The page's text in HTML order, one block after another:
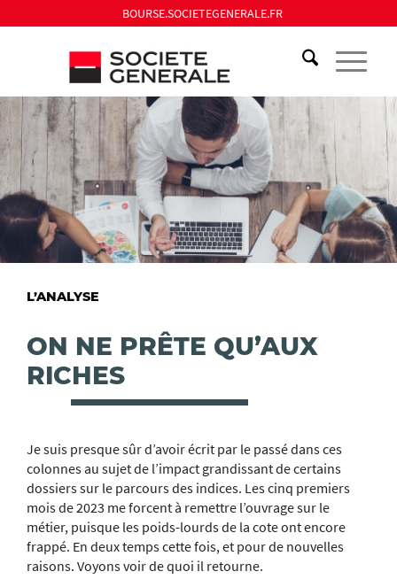
BOURSE.SOCIETEGENERALE.FR
L’ANALYSE
ON NE PRÊTE QU’AUX
RICHES
Je suis presque sûr d’avoir écrit par le passé dans ces
colonnes au sujet de l’impact grandissant de certains
dossiers sur le parcours des indices. Les cinq premiers
mois de 2023 me forcent à remettre l’ouvrage sur le
métier, puisque les poids-lourds de la cote ont encore
frappé. En deux temps cette fois, et pour de nouvelles
raisons. Voyons voir de quoi il retourne.